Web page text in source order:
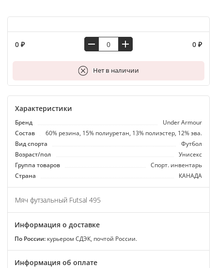
0 ₽ 0 ₽
Нет в наличии
В корзину
Характеристики
Бренд
Under Armour
Состав
60% резина, 15% полиуретан, 13% полиэстер, 12% эва.
Вид спорта
Футбол
Возраст/пол
Унисекс
Группа товаров
Спорт. инвентарь
Страна
КАНАДА
Мяч футзальный Futsal 495
Информация о доставке
По России: курьером СДЭК, почтой России.
Информация об оплате